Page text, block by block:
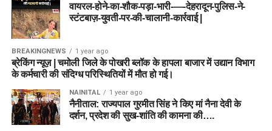
वायरल-होने-का-शौक-पड़ा-भारी-—-देहरादून-पुलिस-ने-
स्टंटबाज़-युवती-पर-की-चालानी-कार्रवाई |
BREAKINGNEWS 1 year ago
ब्रेकिंग न्यूज़ | चमोली जिले के पोखरी ब्लॉक के हापला बाजार में उद्यान विभाग
के कर्मचारी की संदिग्ध परिस्थितियों में मौत हो गई।
NAINITAL 1 year ago
नैनीताल: राज्यपाल गुरमीत सिंह ने किए मां नैना देवी के
दर्शन, प्रदेश की सुख-शांति की कामना की….